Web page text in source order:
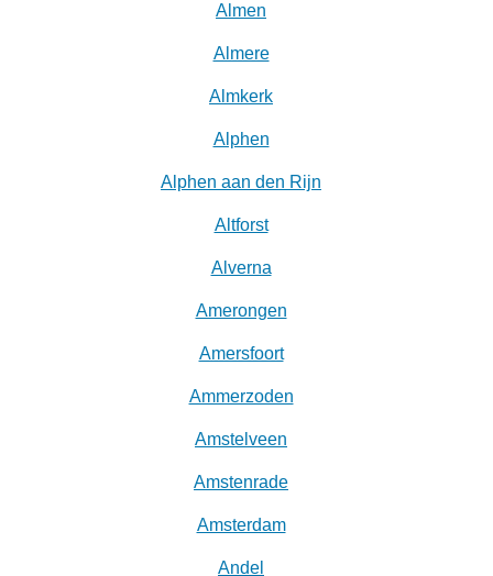
Almen
Almere
Almkerk
Alphen
Alphen aan den Rijn
Altforst
Alverna
Amerongen
Amersfoort
Ammerzoden
Amstelveen
Amstenrade
Amsterdam
Andel